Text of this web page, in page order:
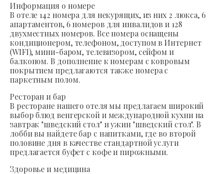
Информация о номере
В отеле 142 номера для некурящих, из них 2 люкса, 6
апартаментов, 6 номеров для инвалидов и 128
двухместных номеров. Все номера оснащены
кондиционером, телефоном, доступом в Интернет
(WIFI), мини-баром, телевизором, сейфом и
балконом. В дополнение к номерам с ковровым
покрытием предлагаются также номера с
паркетным полом.
Ресторан и бар
В ресторане нашего отеля мы предлагаем широкий
выбор блюд венгерской и международной кухни на
завтрак "шведский стол" и ужин "шведский стол". В
лобби вы найдете бар с напитками, где во второй
половине дня в качестве стандартной услуги
предлагается буфет с кофе и пирожными.
Здоровье и медицина